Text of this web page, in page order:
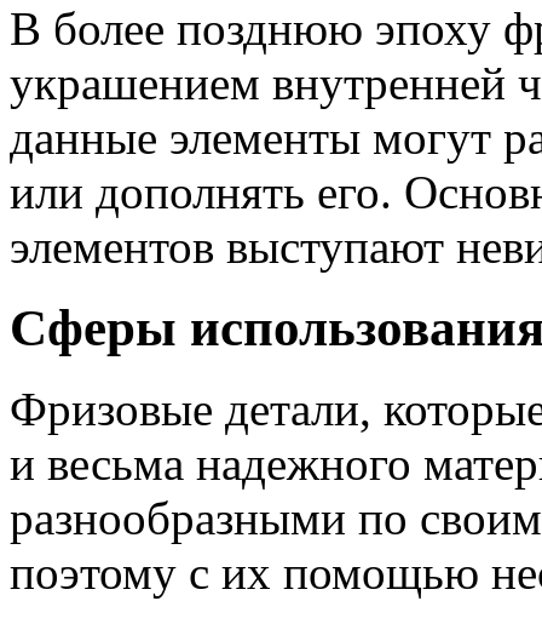
В более позднюю эпоху
украшением внутренней
данные элементы могут
или дополнять его.
элементов выступают
Сферы
Фризовые детали,
и весьма надежного
разнообразными по
поэтому с их помощью